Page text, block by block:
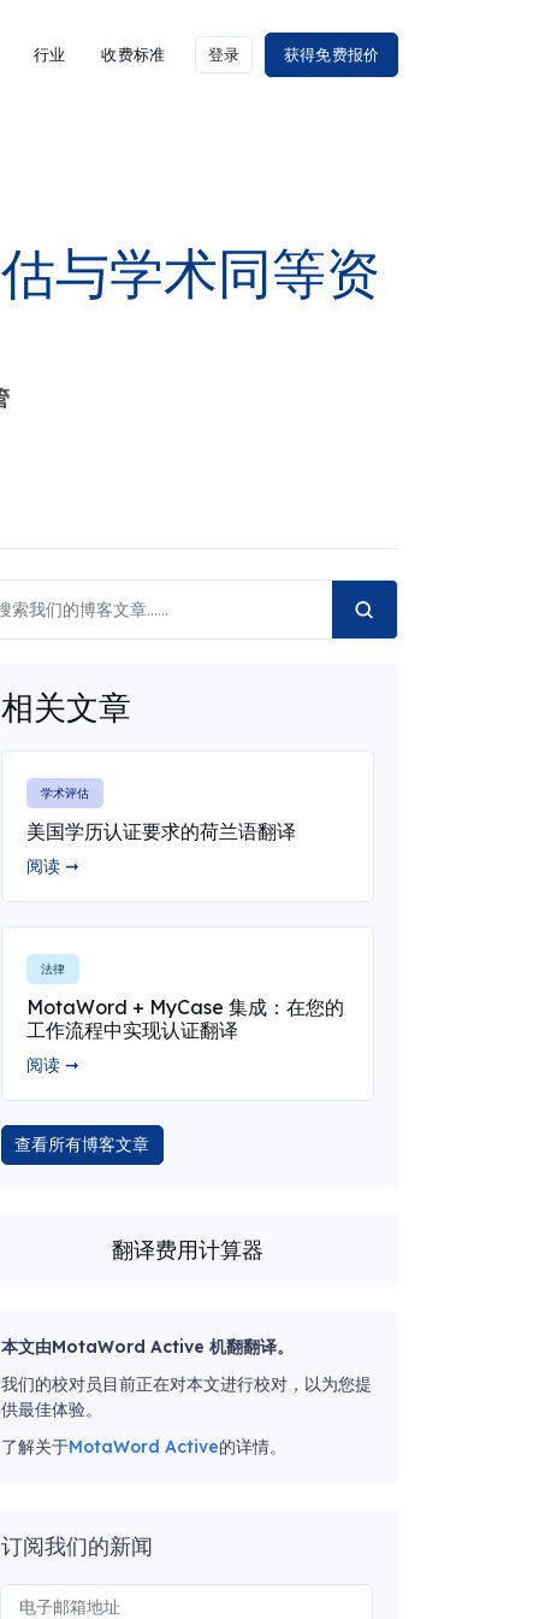
行业 收费标准 登录 获得免费报价
与学术同等资
相关文章
学术评估
美国学历认证要求的荷兰语翻译
阅读 ➞
法律
MotaWord + MyCase 集成：在您的
工作流程中实现认证翻译
阅读 ➞
查看所有博客文章
翻译费用计算器
本文由MotaWord Active 机翻翻译。
我们的校对员目前正在对本文进行校对，以为您提
供最佳体验。
了解关于MotaWord Active的详情。
订阅我们的新闻